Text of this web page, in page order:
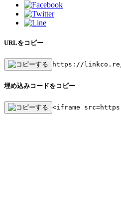
URLをコピー
https://linkco.re/
埋め込みコードをコピー
<iframe